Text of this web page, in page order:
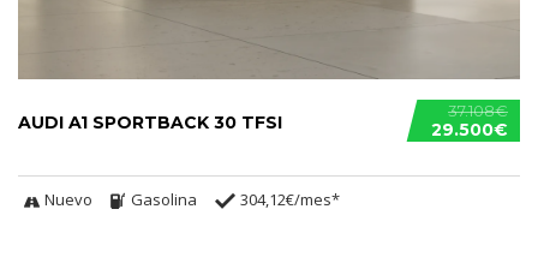
37.108€
29.500€
AUDI A1 SPORTBACK 30 TFSI
Nuevo Gasolina 304,12€/mes*